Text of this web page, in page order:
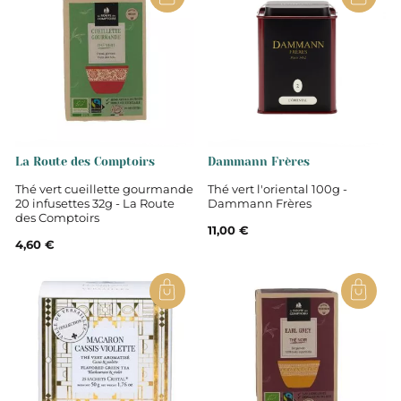
Thé Oolong, arôme caramel au beurre
salé, pétales de fleurs
Thés
Thé aromatisé
Oolong
Vrac en boite
La Route des Comptoirs
Thé vert cueillette gourmande
20 infusettes 32g - La Route
des Comptoirs
4,60 €
Dammann Frères
Thé vert l'oriental 100g -
Dammann Frères
11,00 €